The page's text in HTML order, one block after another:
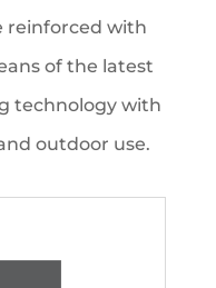
reinforced with
of the latest
technology with
outdoor use.